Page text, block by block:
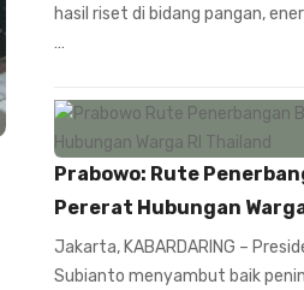
hasil riset di bidang pangan,
…
Prabowo: Rute
Pererat Hubungan
Jakarta, KABARDARING –
Subianto menyambut baik